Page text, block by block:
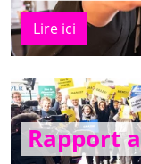
Lire ici
Rapport